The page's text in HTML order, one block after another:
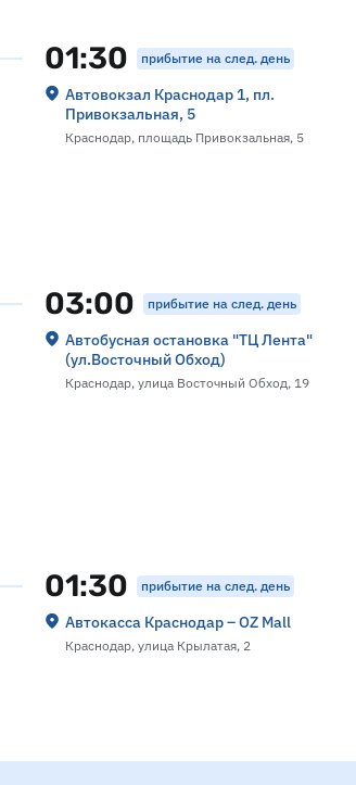
01:30 прибытие на след. день
Автовокзал Краснодар 1, пл.
Привокзальная, 5
Краснодар, площадь Привокзальная, 5
03:00 прибытие на след. день
Автобусная остановка "ТЦ Лента"
(ул.Восточный Обход)
Краснодар, улица Восточный Обход, 19
01:30 прибытие на след. день
Автокасса Краснодар – OZ Mall
Краснодар, улица Крылатая, 2